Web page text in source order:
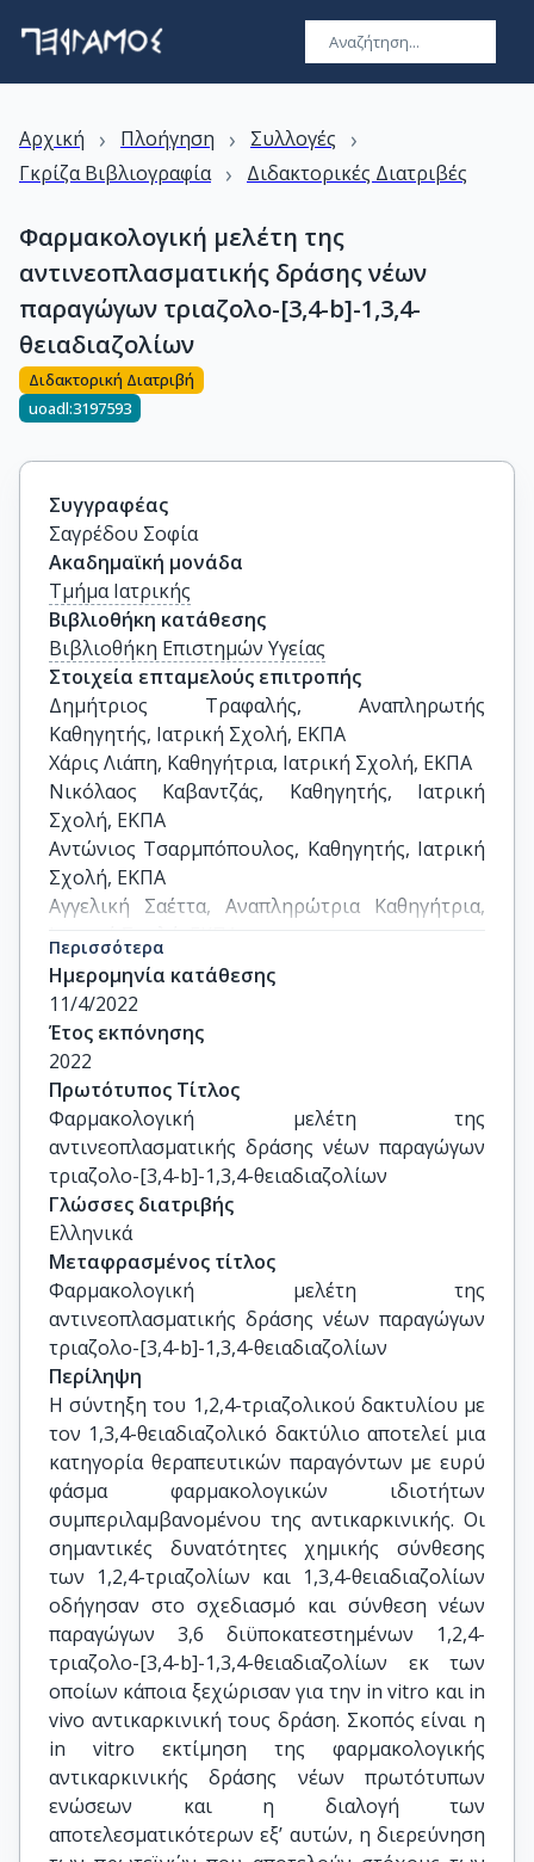
Αρχική › Πλοήγηση › Συλλογές ›
Γκρίζα Βιβλιογραφία › Διδακτορικές Διατριβές
Φαρμακολογική μελέτη της
αντινεοπλασματικής δράσης νέων
παραγώγων τριαζολο-[3,4-b]-1,3,4-
θειαδιαζολίων
Διδακτορική Διατριβή
uoadl:3197593
Συγγραφέας
Σαγρέδου Σοφία
Ακαδημαϊκή μονάδα
Τμήμα Ιατρικής
Βιβλιοθήκη κατάθεσης
Βιβλιοθήκη Επιστημών Υγείας
Στοιχεία επταμελούς επιτροπής
Δημήτριος Τραφαλής, Αναπληρωτής
Καθηγητής, Ιατρική Σχολή, ΕΚΠΑ
Χάρις Λιάπη, Καθηγήτρια, Ιατρική Σχολή, ΕΚΠΑ
Νικόλαος Καβαντζάς, Καθηγητής, Ιατρική
Σχολή, ΕΚΠΑ
Αντώνιος Τσαρμπόπουλος, Καθηγητής, Ιατρική
Σχολή, ΕΚΠΑ
Αγγελική Σαέττα, Αναπληρώτρια Καθηγήτρια,
Ιατρική Σχολή, ΕΚΠΑ
Χριστίνα Δάλλα, Αναπληρώτρια Καθηγήτρια,
Ιατρική Σχολή, ΕΚΠΑ
Ιορδάνης Μουρούζης, Αναπληρωτής
Καθηγητής, Ιατρική Σχολή, ΕΚΠΑ
Περισσότερα
Ημερομηνία κατάθεσης
11/4/2022
Έτος εκπόνησης
2022
Πρωτότυπος Τίτλος
Φαρμακολογική μελέτη της
αντινεοπλασματικής δράσης νέων παραγώγων
τριαζολο-[3,4-b]-1,3,4-θειαδιαζολίων
Γλώσσες διατριβής
Ελληνικά
Μεταφρασμένος τίτλος
Φαρμακολογική μελέτη της
αντινεοπλασματικής δράσης νέων παραγώγων
τριαζολο-[3,4-b]-1,3,4-θειαδιαζολίων
Περίληψη
Η σύντηξη του 1,2,4-τριαζολικού δακτυλίου με
τον 1,3,4-θειαδιαζολικό δακτύλιο αποτελεί μια
κατηγορία θεραπευτικών παραγόντων με ευρύ
φάσμα φαρμακολογικών ιδιοτήτων
συμπεριλαμβανομένου της αντικαρκινικής. Οι
σημαντικές δυνατότητες χημικής σύνθεσης
των 1,2,4-τριαζολίων και 1,3,4-θειαδιαζολίων
οδήγησαν στο σχεδιασμό και σύνθεση νέων
παραγώγων 3,6 διϋποκατεστημένων 1,2,4-
τριαζολο-[3,4-b]-1,3,4-θειαδιαζολίων εκ των
οποίων κάποια ξεχώρισαν για την in vitro και in
vivo αντικαρκινική τους δράση. Σκοπός είναι η
in vitro εκτίμηση της φαρμακολογικής
αντικαρκινικής δράσης νέων πρωτότυπων
ενώσεων και η διαλογή των
αποτελεσματικότερων εξ’ αυτών, η διερεύνηση